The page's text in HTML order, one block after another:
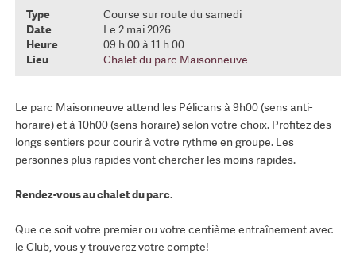
Type
Course sur route du samedi
Date
Le 2 mai 2026
Heure
09 h 00 à 11 h 00
Lieu
Chalet du parc Maisonneuve
Le parc Maisonneuve attend les Pélicans à 9h00 (sens anti-
horaire) et à 10h00 (sens-horaire) selon votre choix. Profitez des
longs sentiers pour courir à votre rythme en groupe. Les
personnes plus rapides vont chercher les moins rapides.
Rendez-vous au chalet du parc.
Que ce soit votre premier ou votre centième entraînement avec
le Club, vous y trouverez votre compte!